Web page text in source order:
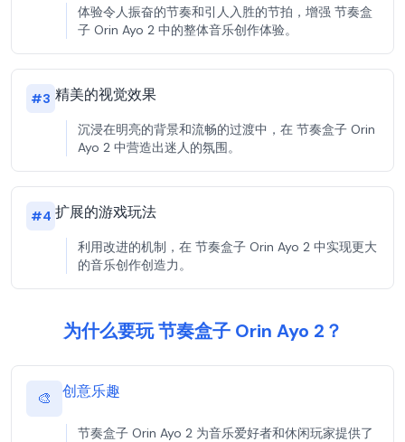
体验令人振奋的节奏和引人入胜的节拍，增强 节奏盒
子 Orin Ayo 2 中的整体音乐创作体验。
#3 精美的视觉效果
沉浸在明亮的背景和流畅的过渡中，在 节奏盒子 Orin
Ayo 2 中营造出迷人的氛围。
#4 扩展的游戏玩法
利用改进的机制，在 节奏盒子 Orin Ayo 2 中实现更大
的音乐创作创造力。
为什么要玩 节奏盒子 Orin Ayo 2？
🎨 创意乐趣
节奏盒子 Orin Ayo 2 为音乐爱好者和休闲玩家提供了